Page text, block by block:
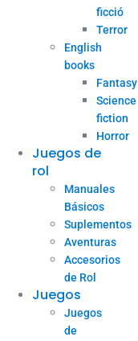
ficció
Terror
English
books
Fantasy
Science
fiction
Horror
Juegos de
rol
Manuales
Básicos
Suplementos
Aventuras
Accesorios
de Rol
Juegos
Juegos
de